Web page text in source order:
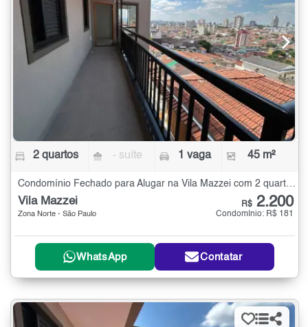
2 quartos - suíte 1 vaga 45 m²
Condomínio Fechado para Alugar na Vila Mazzei com 2 quartos - 45 m²
Vila Mazzei
Zona Norte - São Paulo
R$ 2.200
Condomínio: R$ 181
WhatsApp Contatar